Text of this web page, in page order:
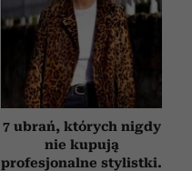
7 ubrań, których nigdy
nie kupują
profesjonalne stylistki.